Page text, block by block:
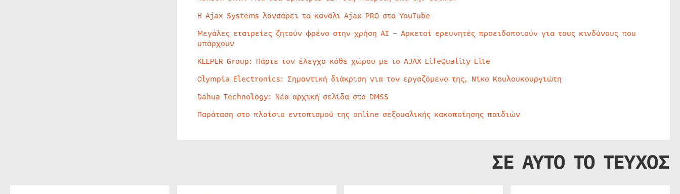
Η Ajax Systems λανσάρει το κανάλι Ajax PRO στο YouTube
Μεγάλες εταιρείες ζητούν φρένο στην χρήση AI – Αρκετοί ερευνητές προειδοποιούν για τους κινδύνους που
υπάρχουν
KEEPER Group: Πάρτε τον έλεγχο κάθε χώρου με το AJAX LifeQuality Lite
Olympia Electronics: Σημαντική διάκριση για τον εργαζόμενο της, Νίκο Κουλουκουργιώτη
Dahua Technology: Νέα αρχική σελίδα στο DMSS
Παράταση στο πλαίσιο εντοπισμού της online σεξουαλικής κακοποίησης παιδιών
ΣΕ ΑΥΤΟ ΤΟ ΤΕΥΧΟΣ